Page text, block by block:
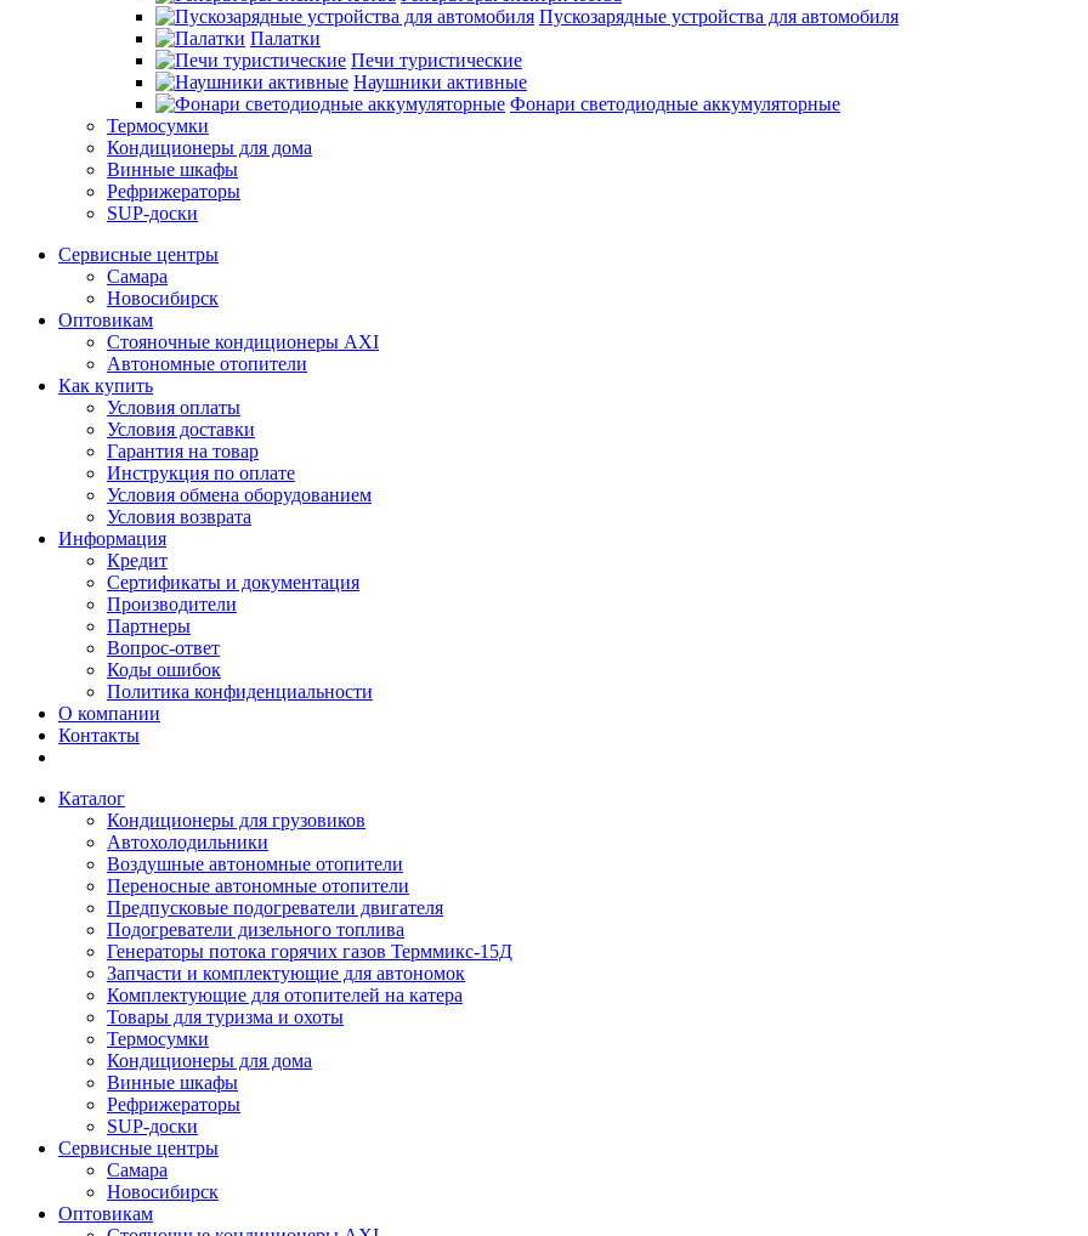
Пускозарядные устройства для автомобиля
Палатки
Печи туристические
Наушники активные
Фонари светодиодные аккумуляторные
Термосумки
Кондиционеры для дома
Винные шкафы
Рефрижераторы
SUP-доски
Сервисные центры
Самара
Новосибирск
Оптовикам
Стояночные кондиционеры AXI
Автономные отопители
Как купить
Условия оплаты
Условия доставки
Гарантия на товар
Инструкция по оплате
Условия обмена оборудованием
Условия возврата
Информация
Кредит
Сертификаты и документация
Производители
Партнеры
Вопрос-ответ
Коды ошибок
Политика конфиденциальности
О компании
Контакты
Каталог
Кондиционеры для грузовиков
Автохолодильники
Воздушные автономные отопители
Переносные автономные отопители
Предпусковые подогреватели двигателя
Подогреватели дизельного топлива
Генераторы потока горячих газов Терммикс-15Д
Запчасти и комплектующие для автономок
Комплектующие для отопителей на катера
Товары для туризма и охоты
Термосумки
Кондиционеры для дома
Винные шкафы
Рефрижераторы
SUP-доски
Сервисные центры
Самара
Новосибирск
Оптовикам